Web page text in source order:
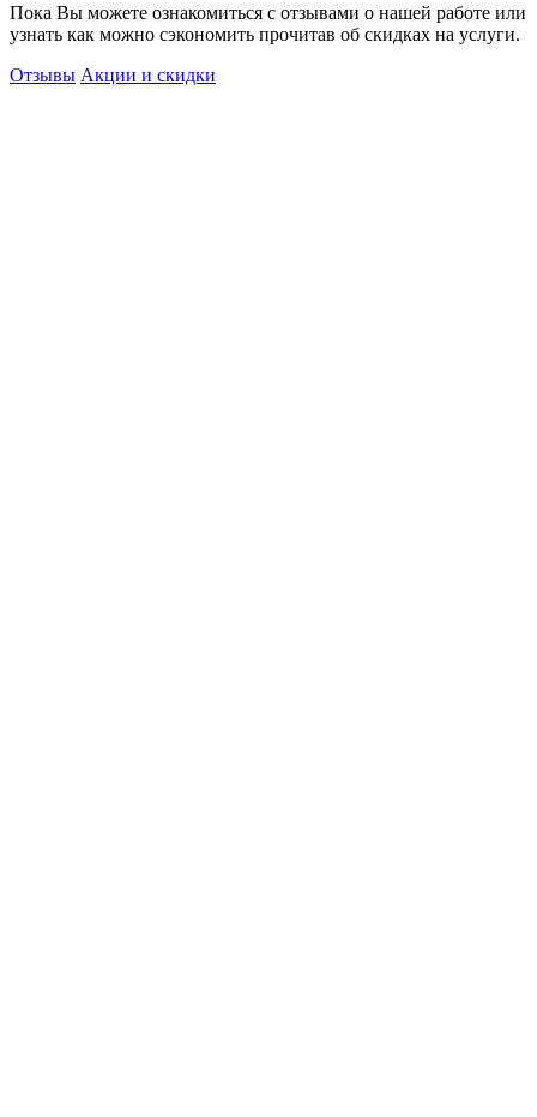
Пока Вы можете ознакомиться с отзывами о нашей работе или
узнать как можно сэкономить прочитав об скидках на услуги.
Отзывы Акции и скидки